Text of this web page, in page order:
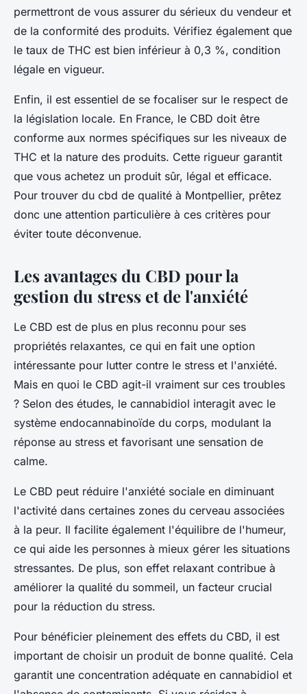
permettront de vous assurer du sérieux du vendeur et
de la conformité des produits. Vérifiez également que
le taux de THC est bien inférieur à 0,3 %, condition
légale en vigueur.
Enfin, il est essentiel de se focaliser sur le respect de
la législation locale. En France, le CBD doit être
conforme aux normes spécifiques sur les niveaux de
THC et la nature des produits. Cette rigueur garantit
que vous achetez un produit sûr, légal et efficace.
Pour trouver du cbd de qualité à Montpellier, prêtez
donc une attention particulière à ces critères pour
éviter toute déconvenue.
Les avantages du CBD pour la
gestion du stress et de l'anxiété
Le CBD est de plus en plus reconnu pour ses
propriétés relaxantes, ce qui en fait une option
intéressante pour lutter contre le stress et l'anxiété.
Mais en quoi le CBD agit-il vraiment sur ces troubles
? Selon des études, le cannabidiol interagit avec le
système endocannabinoïde du corps, modulant la
réponse au stress et favorisant une sensation de
calme.
Le CBD peut réduire l'anxiété sociale en diminuant
l'activité dans certaines zones du cerveau associées
à la peur. Il facilite également l'équilibre de l'humeur,
ce qui aide les personnes à mieux gérer les situations
stressantes. De plus, son effet relaxant contribue à
améliorer la qualité du sommeil, un facteur crucial
pour la réduction du stress.
Pour bénéficier pleinement des effets du CBD, il est
important de choisir un produit de bonne qualité. Cela
garantit une concentration adéquate en cannabidiol et